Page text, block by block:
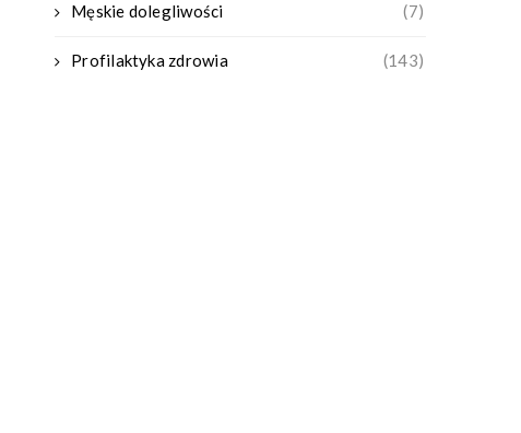
Męskie dolegliwości (7)
Profilaktyka zdrowia (143)